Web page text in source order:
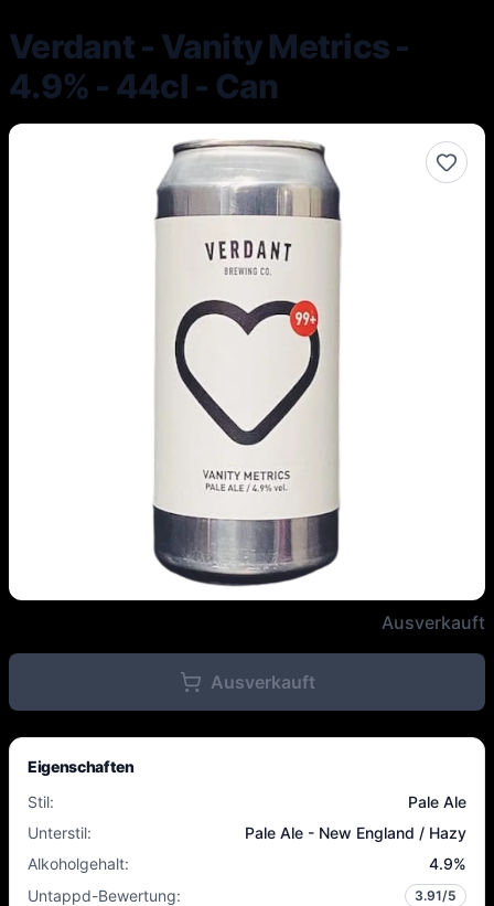
Verdant - Vanity Metrics -
4.9% - 44cl - Can
Verdant - Vanity Metrics -Ausverkauft
Ausverkauft
Eigenschaften
Stil:
Pale Ale
Unterstil:
Pale Ale - New England / Hazy
Alkoholgehalt: 4.9%
Untappd-Bewertung: 3.91/5